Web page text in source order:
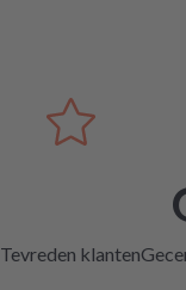
Tevreden klanten